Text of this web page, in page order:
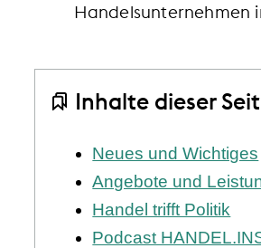
Handelsunternehmen
Inhalte dieser
Neues und Wichtiges
Angebote und
Handel trifft Politik
Podcast